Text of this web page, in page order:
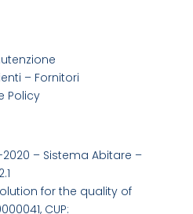
– Fornitori
Policy
2020 – Sistema Abitare –
for the quality of
CUP: